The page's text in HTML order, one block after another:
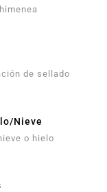
de sellado
Nieve
o hielo